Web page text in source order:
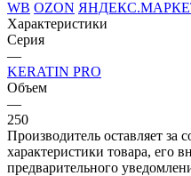
WB OZON
Характеристики
Серия
—
KERATIN PRO
Объем
—
250
Производитель оставляет за
характеристики товара, его
предварительного